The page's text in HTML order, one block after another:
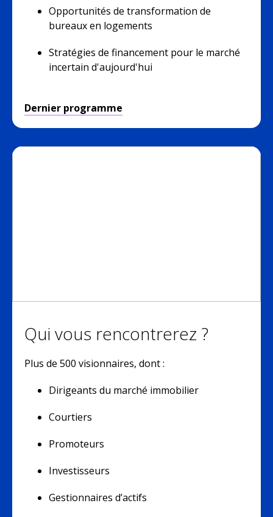
Opportunités de transformation de
bureaux en logements
Stratégies de financement pour le marché
incertain d'aujourd'hui
Dernier programme
Qui vous rencontrerez ?
Plus de 500 visionnaires, dont :
Dirigeants du marché immobilier
Courtiers
Promoteurs
Investisseurs
Gestionnaires d’actifs